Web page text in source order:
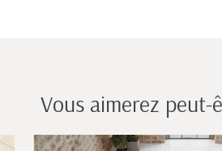
Vous aimerez peut-